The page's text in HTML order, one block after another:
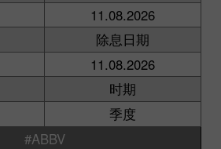
11.08.2026
除息日期
11.08.2026
时期
季度
#ABBV